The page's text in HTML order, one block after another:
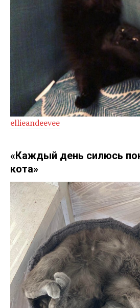
ellieandeevee
«Каждый день силюсь
кота»